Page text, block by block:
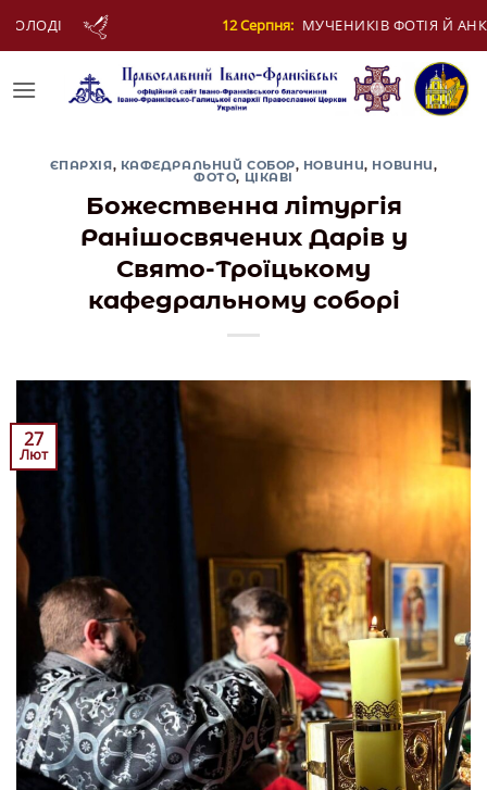
ФОТІЯ Й АНКИТИ ТА БАГАТЬОХ ІЗ НИМИ
ЄПАРХІЯ, КАФЕДРАЛЬНИЙ СОБОР, НОВИНИ, НОВИНИ,
ФОТО, ЦІКАВІ
Божественна літургія
Ранішосвячених Дарів у
Свято-Троїцькому
кафедральному соборі
27
Лют